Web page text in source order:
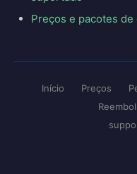
Preços e pacotes
Início Preços